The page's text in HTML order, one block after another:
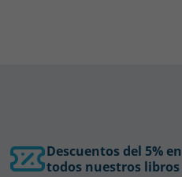
Descuentos del 5% en
todos nuestros libros